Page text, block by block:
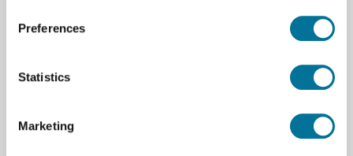
Preferences
Statistics
Marketing
Marke